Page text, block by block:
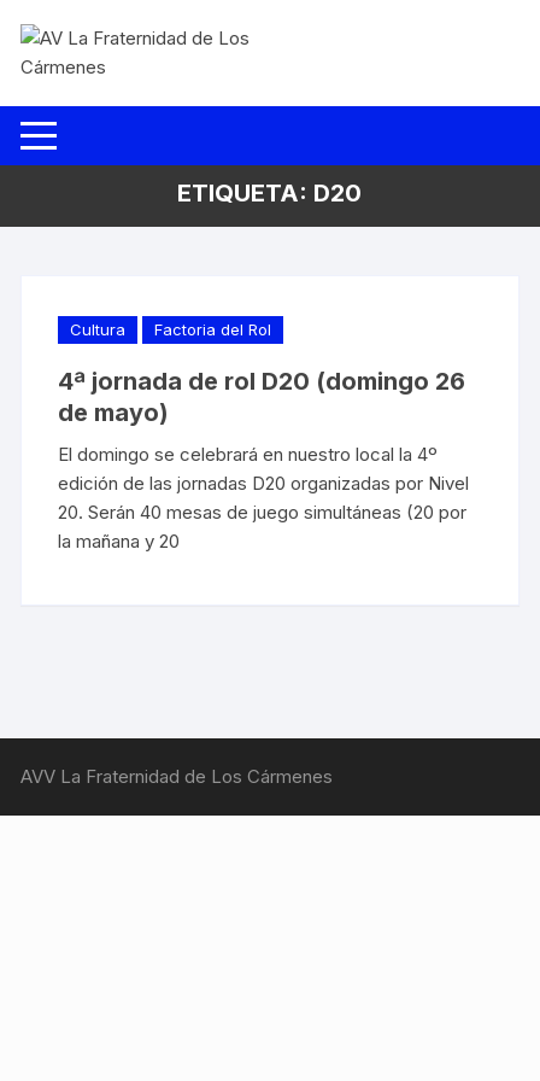
contenido
ETIQUETA: D20
Cultura Factoria del Rol
4ª jornada de rol D20 (domingo 26
de mayo)
El domingo se celebrará en nuestro local la 4º
edición de las jornadas D20 organizadas por Nivel
20. Serán 40 mesas de juego simultáneas (20 por
la mañana y 20
AVV La Fraternidad de Los Cármenes